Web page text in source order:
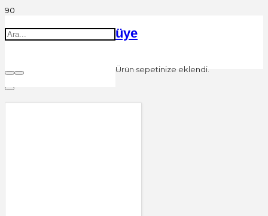
üye
Ürün sepetinize eklendi.
Filters